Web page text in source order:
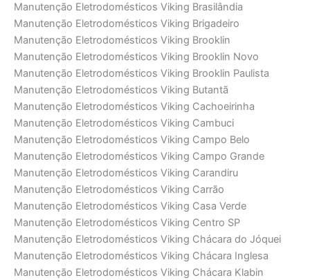
Manutenção Eletrodomésticos Viking Brasilândia
Manutenção Eletrodomésticos Viking Brigadeiro
Manutenção Eletrodomésticos Viking Brooklin
Manutenção Eletrodomésticos Viking Brooklin Novo
Manutenção Eletrodomésticos Viking Brooklin Paulista
Manutenção Eletrodomésticos Viking Butantã
Manutenção Eletrodomésticos Viking Cachoeirinha
Manutenção Eletrodomésticos Viking Cambuci
Manutenção Eletrodomésticos Viking Campo Belo
Manutenção Eletrodomésticos Viking Campo Grande
Manutenção Eletrodomésticos Viking Carandiru
Manutenção Eletrodomésticos Viking Carrão
Manutenção Eletrodomésticos Viking Casa Verde
Manutenção Eletrodomésticos Viking Centro SP
Manutenção Eletrodomésticos Viking Chácara do Jóquei
Manutenção Eletrodomésticos Viking Chácara Inglesa
Manutenção Eletrodomésticos Viking Chácara Klabin